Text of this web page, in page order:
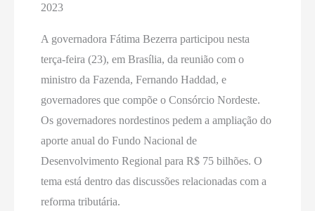
2023
A governadora Fátima Bezerra participou nesta
terça-feira (23), em Brasília, da reunião com o
ministro da Fazenda, Fernando Haddad, e
governadores que compõe o Consórcio Nordeste.
Os governadores nordestinos pedem a ampliação do
aporte anual do Fundo Nacional de
Desenvolvimento Regional para R$ 75 bilhões. O
tema está dentro das discussões relacionadas com a
reforma tributária.